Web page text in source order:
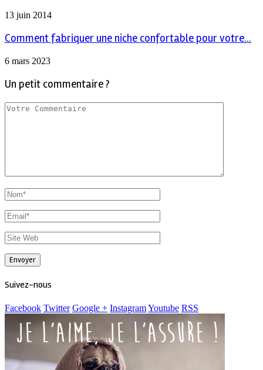
13 juin 2014
Comment fabriquer une niche confortable pour votre...
6 mars 2023
Un petit commentaire ?
Suivez-nous
Facebook Twitter Google + InstagramYoutube RSS